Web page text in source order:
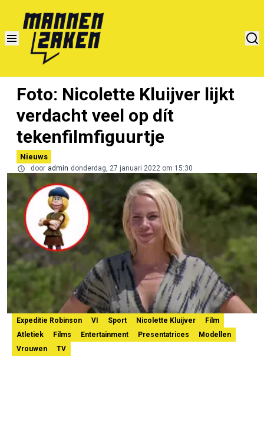
Foto: Nicolette Kluijver lijkt
verdacht veel op dít
tekenfilmfiguurtje
Nieuws
door admin donderdag, 27 januari 2022 om 15:30
Expeditie Robinson VI Sport Nicolette Kluijver
Film
Atletiek
Films Entertainment Presentatrices
Modellen
Vrouwen
TV